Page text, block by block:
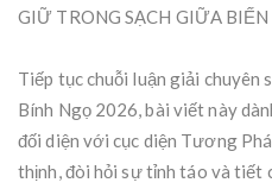
GIỮ TRONG SẠCH GIỮA
Tiếp tục chuỗi luận giải chuyên
Bính Ngọ 2026, bài viết này
đối diện với cục diện Tương
thịnh, đòi hỏi sự tỉnh táo và tiết